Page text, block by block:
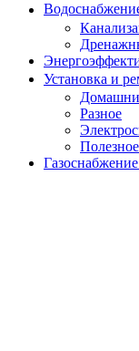
Установка и
Разное
Полезное